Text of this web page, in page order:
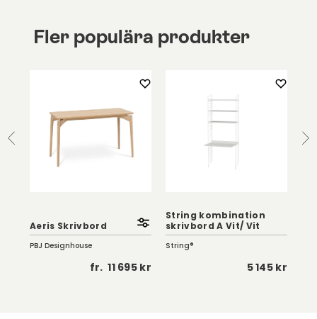
Fler populära produkter
Aeris Skrivbord
PBJ Designhouse
fr. 11 695 kr
String kombination
skrivbord A Vit/ Vit
String®
5 145 kr